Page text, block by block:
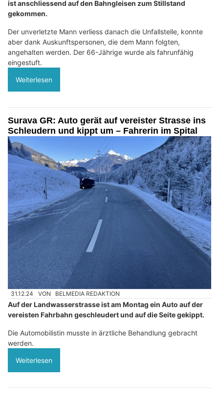
ist anschliessend auf den Bahngleisen zum Stillstand
gekommen.
Der unverletzte Mann verliess danach die Unfallstelle, konnte
aber dank Auskunftspersonen, die dem Mann folgten,
angehalten werden. Der 66-Jährige wurde als fahrunfähig
eingestuft.
Weiterlesen
Surava GR: Auto gerät auf vereister Strasse ins
Schleudern und kippt um – Fahrerin im Spital
31.12.24 VON BELMEDIA REDAKTION
Auf der Landwasserstrasse ist am Montag ein Auto auf der
vereisten Fahrbahn geschleudert und auf die Seite gekippt.
Die Automobilistin musste in ärztliche Behandlung gebracht
werden.
Weiterlesen